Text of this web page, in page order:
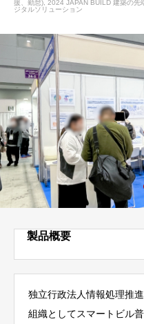
援、勤怠) 2024 JAPAN BUILD 建築の先
ジタルソリューション
製品概要
独立行政法人情報処理推
組織としてスマートビル